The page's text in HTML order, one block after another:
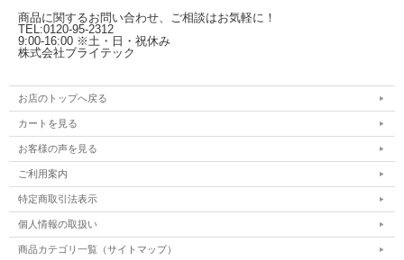
商品に関するお問い合わせ、ご相談はお気軽に！
TEL:0120-95-2312
9:00-16:00 ※土・日・祝休み
株式会社ブライテック
お店のトップへ戻る
カートを見る
お客様の声を見る
ご利用案内
特定商取引法表示
個人情報の取扱い
商品カテゴリ一覧（サイトマップ）